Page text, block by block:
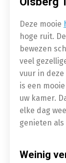
Deze mooie
hoge ruit.
bewezen
veel
vuur in
is een
uw kamer.
elke dag
genieten
Weinig